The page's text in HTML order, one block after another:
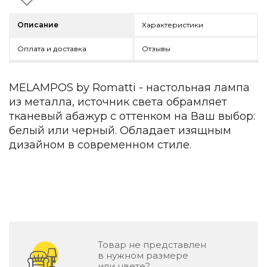
Детская мебель
Уличная и садовая мебель
Коллекции
INTERRA — Soft Modern
ARTOPIA — Mid-Century
DAYZ — Ethno
Все коллекции мебели
Подбор, производство и комплектация по вашему
Вентиляторы
Ковры
Описание Характеристики
Оплата и доставка Отзывы
MELAMPOS by Romatti - настольная лампа
из металла, источник света обрамляет
тканевый абажур с оттенком на Ваш выбор:
белый или черный. Обладает изящным
дизайном в современном стиле.
Товар не представлен
в нужном размере